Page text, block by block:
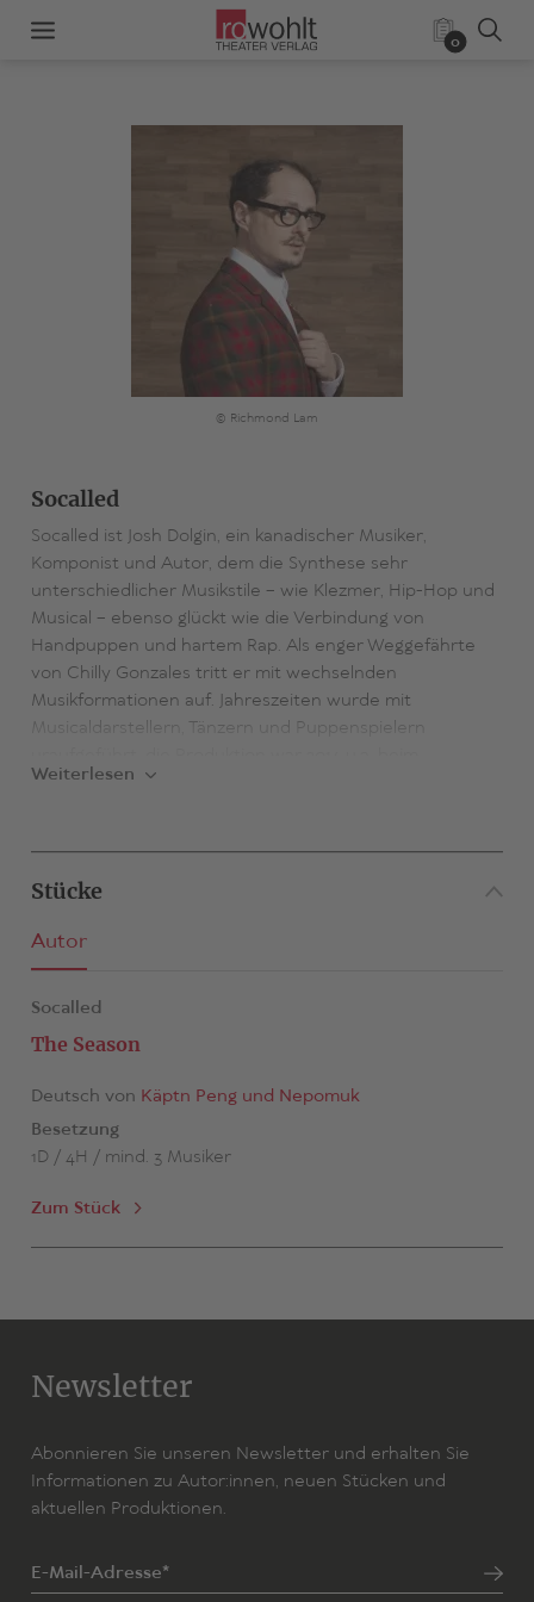
0
© Richmond Lam
Socalled
Socalled ist Josh Dolgin, ein kanadischer Musiker,
Komponist und Autor, dem die Synthese sehr
unterschiedlicher Musikstile – wie Klezmer, Hip-Hop und
Musical – ebenso glückt wie die Verbindung von
Handpuppen und hartem Rap. Als enger Weggefährte
von Chilly Gonzales tritt er mit wechselnden
Musikformationen auf. Jahreszeiten wurde mit
Musicaldarstellern, Tänzern und Puppenspielern
Internationalen Sommerfestival Hamburg auf Kampnagel
Weiterlesen
Stücke
Autor
Socalled
The Season
Deutsch von Käptn Peng und Nepomuk
Besetzung
1D / 4H / mind. 3 Musiker
Zum Stück
Newsletter
Abonnieren Sie unseren Newsletter und erhalten Sie
Informationen zu Autor:innen, neuen Stücken und
aktuellen Produktionen.
E-Mail-Adresse*